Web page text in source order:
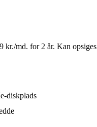
kr./md. for 2 år. Kan opsiges
diskplads